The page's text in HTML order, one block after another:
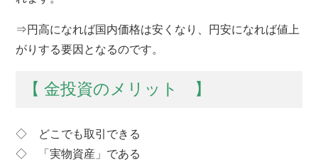
⇒円高になれば国内価格は安くなり、円安になれば値上
がりする要因となるのです。
【 金投資のメリット 】
◇ どこでも取引できる
◇ 「実物資産」である